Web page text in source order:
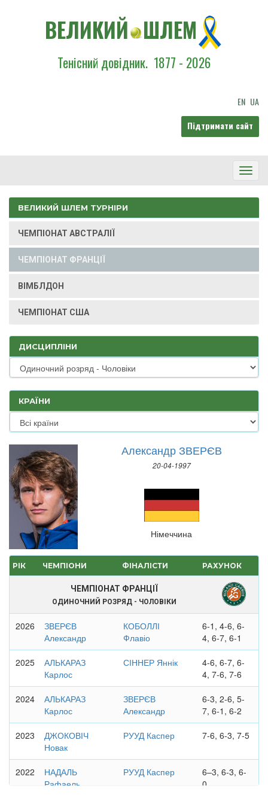
ВЕЛИКИЙ ШЛЕМ
Тенісний довідник. 1877 - 2026
EN UA
Підтримати сайт
ВЕЛИКИЙ ШЛЕМ ТУРНІРИ
ЧЕМПІОНАТ АВСТРАЛІЇ
ЧЕМПІОНАТ ФРАНЦІЇ
ВІМБЛДОН
ЧЕМПІОНАТ США
ДИСЦИПЛІНИ
КРАЇНИ
Александр ЗВЕРЄВ
20-04-1997
Німеччина
РІК ЧЕМПІОНИ ФІНАЛІСТИ РАХУНОК
ЧЕМПІОНАТ ФРАНЦІЇ
ОДИНОЧНИЙ РОЗРЯД - ЧОЛОВІКИ
2026
ЗВЕРЄВ
Александр
КОБОЛЛІ
Флавіо
6-1, 4-6, 6-
4, 6-7, 6-1
2025
АЛЬКАРАЗ
Карлос
СІННЕР Яннік
4-6, 6-7, 6-
4, 7-6, 7-6
2024
АЛЬКАРАЗ
Карлос
ЗВЕРЄВ
Александр
6-3, 2-6, 5-
7, 6-1, 6-2
2023
ДЖОКОВІЧ
Новак
РУУД Каспер 7-6, 6-3, 7-5
2022
НАДАЛЬ
Рафаель
РУУД Каспер
6–3, 6-3, 6-
0